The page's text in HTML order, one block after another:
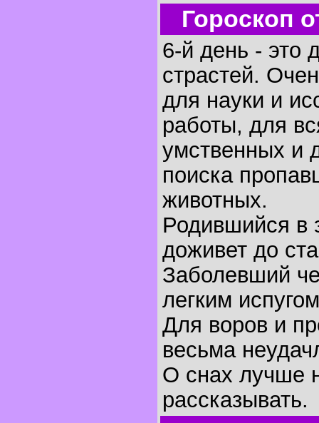
Гороскоп
6-й день - это
страстей.
для науки и
работы, для
умственных и
поиска
животных.
Родившийся в
доживет до
Заболевший
легким
Для воров и
весьма
O снах лучше
рассказывать.